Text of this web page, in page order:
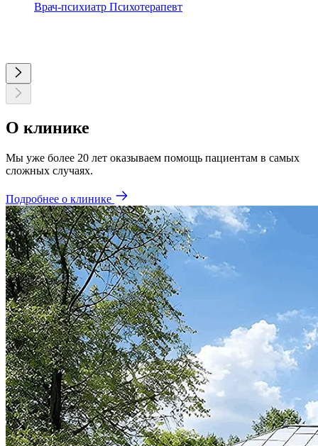
Врач-психиатр Психотерапевт
О клинике
Мы уже более 20 лет оказываем помощь пациентам в самых
сложных случаях.
Подробнее о клинике